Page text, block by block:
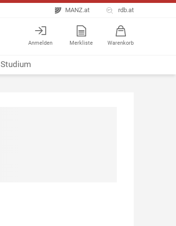
MANZ.at rdb.at
Anmelden Merkliste Warenkorb
Studium